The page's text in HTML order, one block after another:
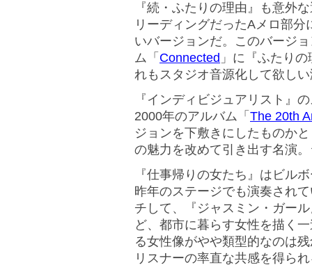
『続・ふたりの理由』も意外
リーディングだったAメロ部
いバージョンだ。このバージ
ム「 Connected 」に『ふたり
れもスタジオ音源化して欲し
『インディビジュアリスト』
2000年のアルバム「 The 20th
ジョンを下敷きにしたものか
の魅力を改めて引き出す名演
『仕事帰りの女たち』はビル
昨年のステージでも演奏され
チして、『ジャスミン・ガー
ど、都市に暮らす女性を描く
る女性像がやや類型的なのは
リスナーの率直な共感を得ら